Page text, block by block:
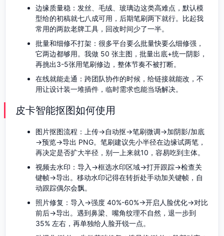
边缘质量稳：发丝、毛绒、玻璃边这类高难点，默认模
型给的初稿就七八成可用，后期笔刷两下就行。比起我
常用的两款老牌工具，回改时间少了一半。
批量和细修不打架：很多平台要么批量快要么细修强，
它两边都够用。我做 50 张主图，批量出底+统一阴影，
再挑出3-5张用笔刷修边，整体节奏不被打断。
在线就能走通：跨团队协作的时候，给链接就能改，不
用让设计装一堆插件，临时需求也能当场解决。
皮卡智能抠图如何使用
图片抠图流程：上传→自动抠→笔刷微调→加阴影/加底
→预览→导出 PNG。笔刷建议先小半径在边缘试两笔，
再决定是否扩大半径，别一上来就10，容易吃到主体。
视频去水印：导入→框选水印区域→打开跟踪→检查关
键帧→导出。移动水印记得在转折处手动加关键帧，自
动跟踪偶尔会飘。
照片修复：导入→强度 40%-60%→开启人脸优化→对比
前后→导出。遇到鼻梁、嘴角纹理不自然，退一步到
35% 左右，再单独给人脸开锐一点。